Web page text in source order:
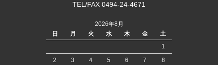
TEL/FAX 0494-24-4671
2026年8月
日
月 火 水 木 金
土
1
2
3 4 5 6 7
8